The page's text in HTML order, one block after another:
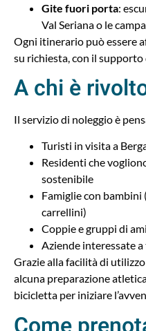
Gite fuori porta:
Val Seriana o le
Ogni itinerario può essere
su richiesta, con il supporto
A chi è
Il servizio di noleggio è
Turisti in visita a
Residenti che
sostenibile
Famiglie con
carrellini)
Coppie e gruppi di
Aziende interessate
Grazie alla facilità di
alcuna preparazione
bicicletta per iniziare